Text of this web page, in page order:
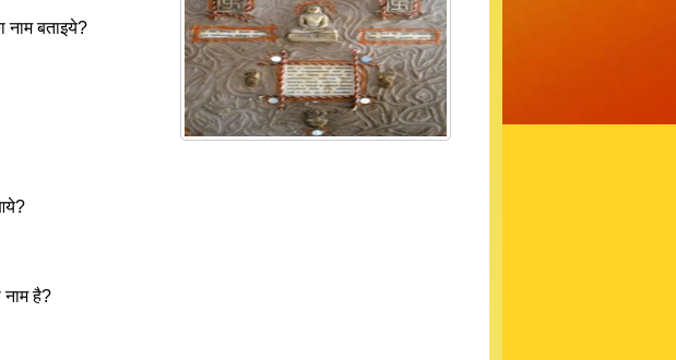
नाम बताइये?
नाम है?